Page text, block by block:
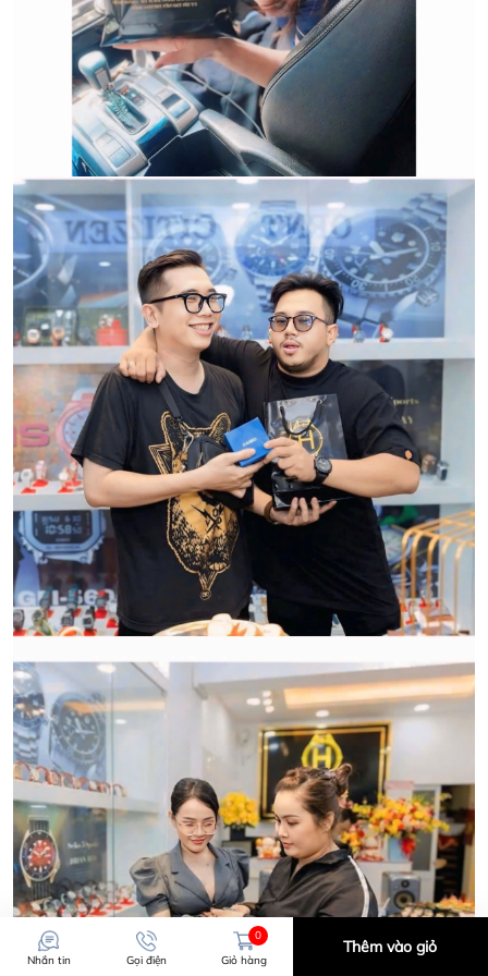
HWATCH Chuyên Nhập khẩu Và Phân Phối Các Loại
Đồng Hồ Chính Hãng
CẢM ƠN QUÝ KHÁCH ĐÃ TIN TƯỞNG VÀ ỦNG HỘ
HWATCH CHUYÊN NHẬP KHẨU và PHÂN PHỐI CÁC
LOẠI ĐỒNG HỒ CHÍNH HÃNG.
CẢM ƠN QUÝ KHÁCH ĐÃ TIN TƯỞNG VÀ ỦNG HỘ
HWATCH CHUYÊN NHẬP KHẨU và PHÂN PHỐI CÁC
LOẠI ĐỒNG HỒ CHÍNH HÃNG.
Nhắn tin Gọi điện
0
Giỏ hàng
Thêm vào giỏ